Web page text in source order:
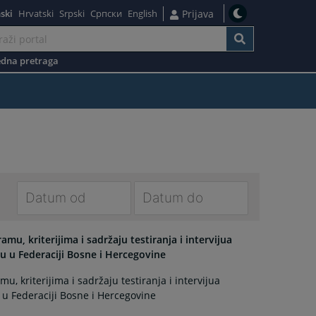
Hrvatski Srpski Српски English Prijava
pretraga
forward
to
with
the
forward
to
with
the
kriterijima i sadržaju testiranja i intervijua
Federaciji Bosne i Hercegovine
kriterijima i sadržaju testiranja i intervijua
Federaciji Bosne i Hercegovine